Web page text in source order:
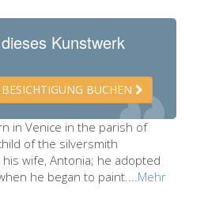
Museum
Accademia
Galerie
Kunstwerk
BUCHEN
in Venice in the parish of
of the silversmith
wife, Antonia; he adopted
he began to paint....Mehr